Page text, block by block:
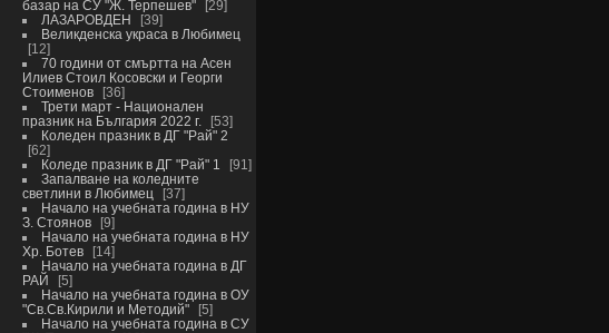
базар на СУ "Ж. Терпешев"
29
ЛАЗАРОВДЕН
39
Великденска украса в Любимец
12
70 години от смъртта на Асен
Илиев Стоил Косовски и Георги
Стоименов
36
Трети март - Национален
празник на България 2022 г.
53
Коледен празник в ДГ "Рай" 2
62
Коледе празник в ДГ "Рай" 1
91
Запалване на коледните
светлини в Любимец
37
Начало на учебната година в НУ
З. Стоянов
9
Начало на учебната година в НУ
Хр. Ботев
14
Начало на учебната година в ДГ
РАЙ
5
Начало на учебната година в ОУ
"Св.Св.Кирили и Методий"
5
Начало на учебната година в СУ